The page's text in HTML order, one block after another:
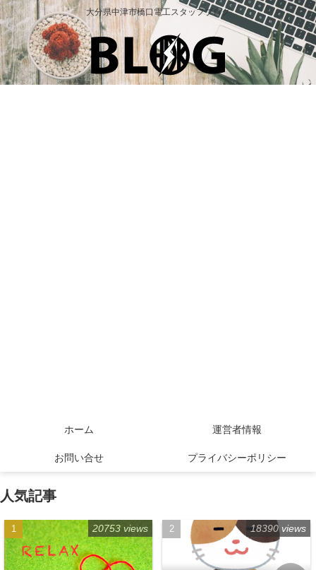
大分県中津市橋口電工スタッフブログ
ホーム 運営者情報
お問い合せ プライバシーポリシー
人気記事
20753 views 18390 views